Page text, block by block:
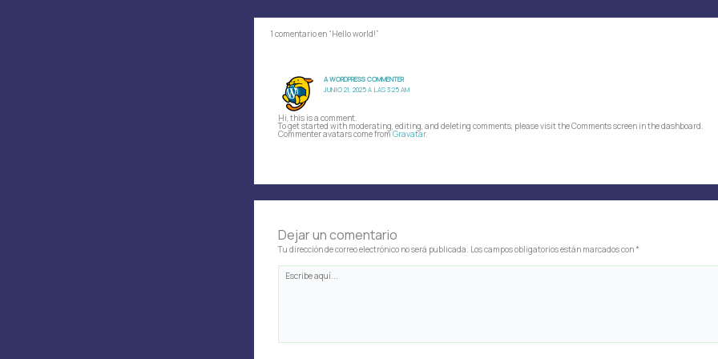
1 comentario en “Hello world!”
A WORDPRESS COMMENTER
JUNIO 21, 2025 A LAS 3:25 AM
Hi, this is a comment.
To get started with moderating, editing, and deleting comments, please visit the Comments screen in the dashboard.
Commenter avatars come fromGravatar.
Dejar un comentario
Tu dirección de correo electrónico no será publicada. Los campos obligatorios están marcados con *
Escribe
aquí...